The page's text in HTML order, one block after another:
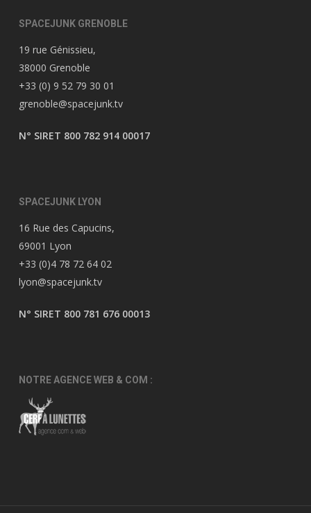
SPACEJUNK GRENOBLE
19 rue Génissieu,
38000 Grenoble
+33 (0) 9 52 79 30 01
grenoble@spacejunk.tv
N° SIRET 800 782 914 00017
SPACEJUNK LYON
16 Rue des Capucins,
69001 Lyon
+33 (0)4 78 72 64 02
lyon@spacejunk.tv
N° SIRET 800 781 676 00013
NOTRE AGENCE WEB & COM :